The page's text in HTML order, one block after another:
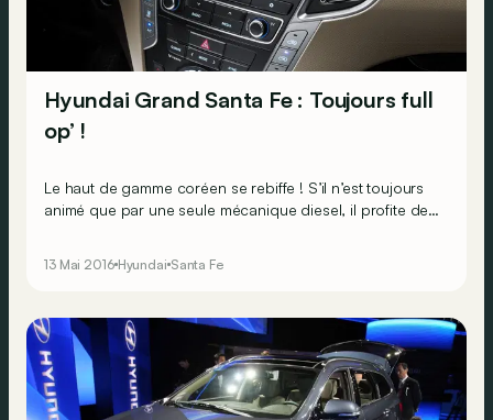
Hyundai Grand Santa Fe : Toujours full
op’ !
Le haut de gamme coréen se rebiffe ! S’il n’est toujours
animé que par une seule mécanique diesel, il profite de
13 Mai 2016 Hyundai Santa Fe